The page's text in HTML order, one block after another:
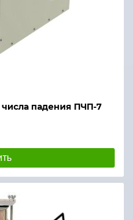
падения ПЧП-7